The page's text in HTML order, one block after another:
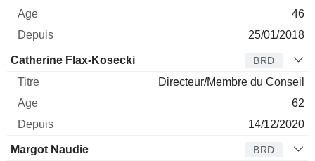
46
25/01/2018
Catherine Flax-Kosecki BRD
Directeur/Membre du Conseil
62
14/12/2020
Margot Naudie BRD